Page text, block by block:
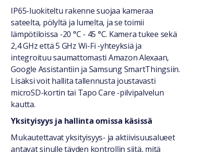
IP65-luokiteltu rakenne suojaa kameraa
sateelta, pölyltä ja lumelta, ja se toimii
lämpötiloissa -20 °C - 45 °C. Kamera tukee sekä
2,4 GHz että 5 GHz Wi-Fi -yhteyksiä ja
integroituu saumattomasti Amazon Alexaan,
Google Assistantiin ja Samsung SmartThingsiin.
Lisäksi voit hallita tallennusta joustavasti
microSD-kortin tai Tapo Care -pilvipalvelun
kautta.
Yksityisyys ja hallinta omissa käsissä
Mukautettavat yksityisyys- ja aktiivisuusalueet
antavat sinulle täyden kontrollin siitä, mitä